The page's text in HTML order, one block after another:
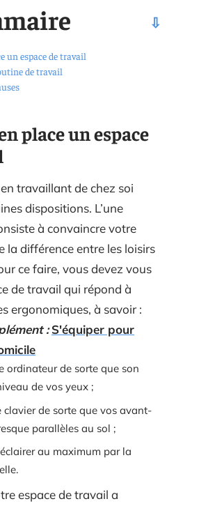
un espace de travail
de travail
place un espace
travaillant de chez soi
dispositions. L’une
à convaincre votre
la différence entre les loisirs
ce faire, vous devez vous
de travail qui répond à
ergonomiques, à savoir :
: S'équiper pour
ordinateur de sorte que son
de vos yeux ;
clavier de sorte que vos avant-
parallèles au sol ;
au maximum par la
espace de travail a